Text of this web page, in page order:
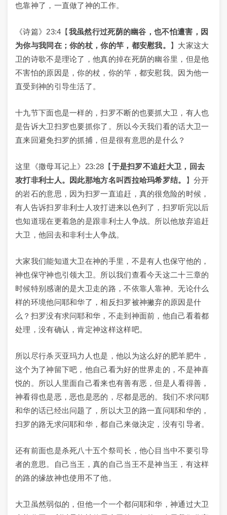
也靠神了，一直做了神的工作。
《诗篇》23:4【我虽然行过死荫的幽谷，也不怕遭害，因
为你与我同在；你的杖，你的竿，都安慰我。
】大家这大
卫的诗歌不是理论了，他真的掉在死荫的幽谷里，但是他
不害怕的原因是，你的杖，你的竿，都安慰我。因为他一
直受到神的引导生活了。
十九节下面也是一样的，扫罗不断的也要抓大卫，有人也
是告诉大卫扫罗也要抓你了。所以今天我们看的话大卫一
直来回避免扫罗的抓捕，但是很有意思的是什么？
这里《撒母耳记上》23:28【于是扫罗不追赶大卫，回去
攻打非利士人。因此那地方名叫西拉哈玛希罗结。
】分开
的岩石的意思，因为扫罗一直追赶，真的很危险的时候，
有人告诉扫罗非利士人攻打进来以色列了，扫罗听完以后
也知道现在更着急的是跟非利士人争战。所以他放弃追赶
大卫，他回去和非利士人争战。
大家我们能知道大卫在神的手里，不是有人也保守他的，
神也保守神也引领大卫。所以我们查看今天这二十三章的
时候特别感谢的是大卫走的路，不依靠人靠神。无论什么
样的环境他问耶和华了，相反扫罗被神撇弃的原因是什
么？扫罗没有求问耶和华，不走到神面前，他自己看着都
处理，没有确认，肯定神这样这样吧。
所以尽行杀灭亚玛力人也是，他以为这么好的肥羊肥牛，
这个为了神留下吧，他自己看为好的世界走的，不是神喜
悦的。所以人里面自己看来也有善有恶，但是人看得善，
神看得也是恶，恶也是恶的，尽都是恶的。我们不求问耶
和华的话已经出问题了，所以大卫的路一直问耶和华的，
扫罗的路无求问耶和华，都自己来做决定，没有引导者。
还有前面也是杀死八十五个祭司长，他心目当中不要引导
者的意思。自己当王，真的自己当王不是神当王，有这样
的路的缘故神也使用不了他。
大卫虽然弱似的，但他一个一个都问耶和华，神通过大卫